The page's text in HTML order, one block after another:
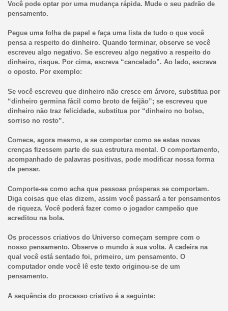
Você pode optar por uma mudança rápida. Mude o seu padrão de
pensamento.
Pegue uma folha de papel e faça uma lista de tudo o que você
pensa a respeito do dinheiro. Quando terminar, observe se você
escreveu algo negativo. Se escreveu algo negativo a respeito do
dinheiro, risque. Por cima, escreva “cancelado”. Ao lado, escrava
o oposto. Por exemplo:
Se você escreveu que dinheiro não cresce em árvore, substitua por
“dinheiro germina fácil como broto de feijão”; se escreveu que
dinheiro não traz felicidade, substitua por “dinheiro no bolso,
sorriso no rosto”.
Comece, agora mesmo, a se comportar como se estas novas
crenças fizessem parte de sua estrutura mental. O comportamento,
acompanhado de palavras positivas, pode modificar nossa forma
de pensar.
Comporte-se como acha que pessoas prósperas se comportam.
Diga coisas que elas dizem, assim você passará a ter pensamentos
de riqueza. Você poderá fazer como o jogador campeão que
acreditou na bola.
Os processos criativos do Universo começam sempre com o
nosso pensamento. Observe o mundo à sua volta. A cadeira na
qual você está sentado foi, primeiro, um pensamento. O
computador onde você lê este texto originou-se de um
pensamento.
A sequência do processo criativo é a seguinte: